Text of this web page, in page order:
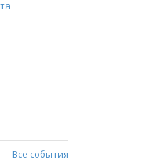
Все события